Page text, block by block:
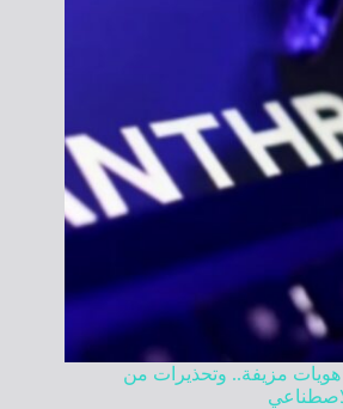
مزيفة.. وتحذيرات من